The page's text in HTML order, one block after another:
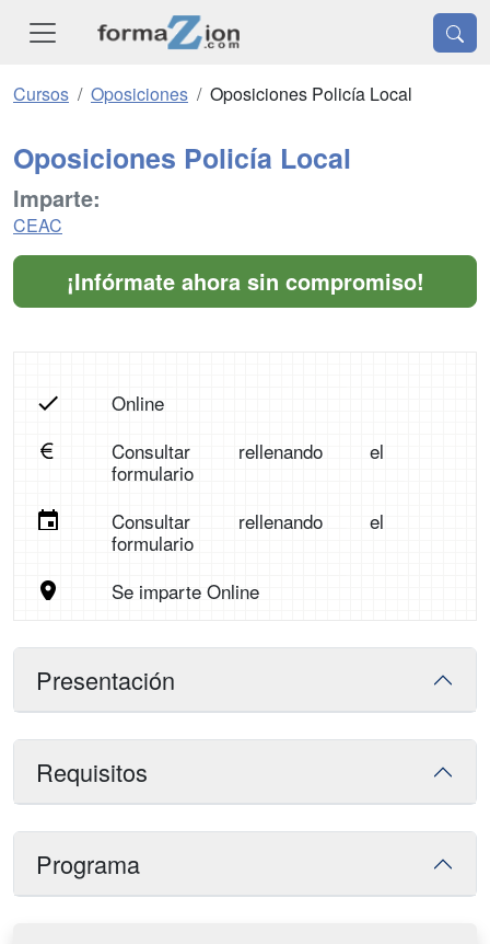
Cursos Oposiciones Oposiciones Policía Local
Oposiciones Policía Local
Imparte:
CEAC
¡Infórmate ahora sin compromiso!
Online
Consultar rellenando el
formulario
Consultar rellenando el
formulario
Se imparte Online
Presentación
Requisitos
Programa